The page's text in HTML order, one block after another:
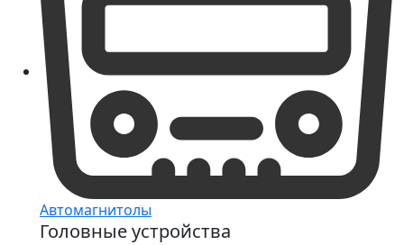
Автомагнитолы
Головные устройства